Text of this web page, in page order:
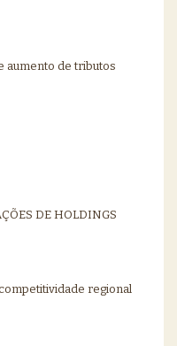
aumento de tributos
DE HOLDINGS
regional